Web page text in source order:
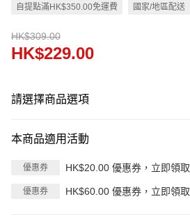
自提點滿HK$350.00免運費 國家/地區配送
HK$309.00
HK$229.00
請選擇商品選項
本商品適用活動
優惠券 HK$20.00 優惠券，立即領取
優惠券 HK$60.00 優惠券，立即領取